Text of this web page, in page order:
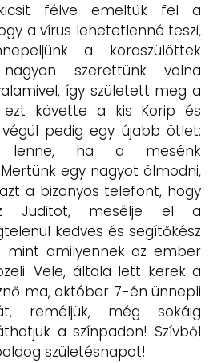
félve emeltük fel a
a vírus lehetetlenné teszi,
a koraszülöttek
szerettünk volna
így született meg a
ezt követte a kis Korip és
pedig egy újabb ötlet:
lenne, ha a mesénk
egy nagyot álmodni,
a bizonyos telefont, hogy
Juditot, mesélje el a
kedves és segítőkész
amilyennek az ember
Vele, általa lett kerek a
ma, október 7-én ünnepli
reméljük, még sokáig
a színpadon! Szívből
születésnapot!